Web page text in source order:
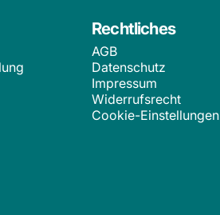
Rechtliches
AGB
Datenschutz
Impressum
Widerrufsrecht
Cookie-Einstellungen